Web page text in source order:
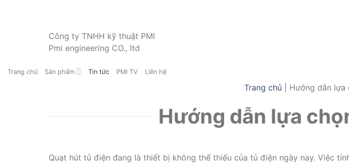
Công ty TNHH kỹ thuật PMI
Pmi engineering CO., ltd
Trang chủ Sản phẩm Tin tức PMI TV Liên hệ
Trang chủ Hướng dẫn lựa
Hướng dẫn lựa
Quạt hút tủ điện đang là thiết bị không thể thiếu của tủ điện ngày nay. Việc